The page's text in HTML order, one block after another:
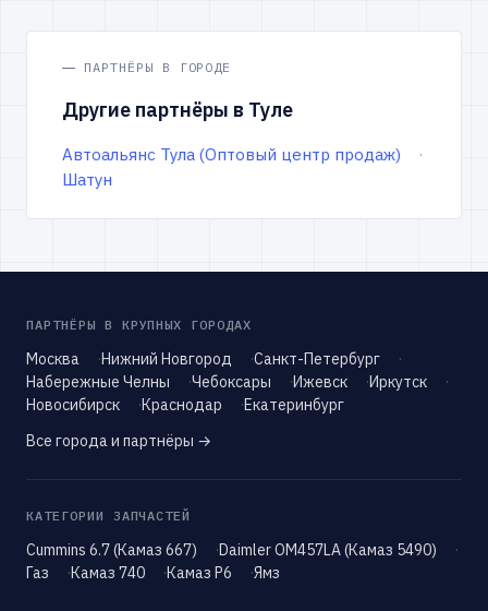
ПАРТНЁРЫ В ГОРОДЕ
Другие партнёры в Туле
Автоальянс Тула (Оптовый центр продаж)
Шатун
ПАРТНЁРЫ В КРУПНЫХ ГОРОДАХ
Москва Нижний Новгород
Санкт-Петербург
Набережные Челны
Чебоксары Ижевск
Иркутск
Новосибирск
Краснодар
Екатеринбург
Все города и партнёры →
КАТЕГОРИИ ЗАПЧАСТЕЙ
Cummins 6.7 (Камаз 667)
Daimler OM457LA (Камаз 5490)
Газ
Камаз 740 Камаз Р6 Ямз